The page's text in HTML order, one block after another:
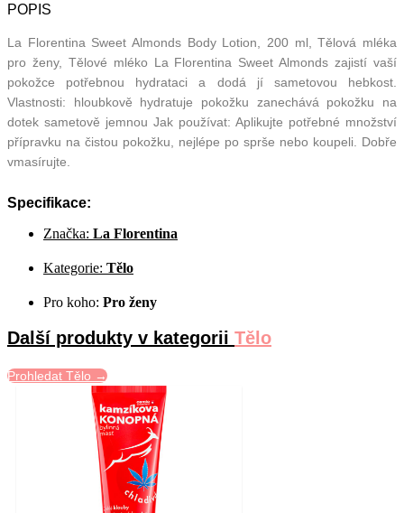
POPIS
La Florentina Sweet Almonds Body Lotion, 200 ml, Tělová mléka
pro ženy, Tělové mléko La Florentina Sweet Almonds zajistí vaší
pokožce potřebnou hydrataci a dodá jí sametovou hebkost.
Vlastnosti: hloubkově hydratuje pokožku zanechává pokožku na
dotek sametově jemnou Jak používat: Aplikujte potřebné množství
přípravku na čistou pokožku, nejlépe po sprše nebo koupeli. Dobře
vmasírujte.
Specifikace:
Značka: La Florentina
Kategorie: Tělo
Pro koho: Pro ženy
Další produkty v kategorii Tělo
Prohledat Tělo →